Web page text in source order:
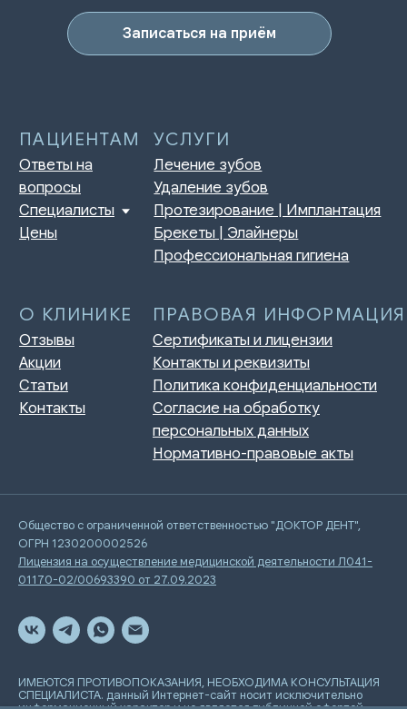
Записаться на приём
Профессиональная гигиена
Контакты
Согласие на обработку
персональных данных
Нормативно-правовые акты
Общество с ограниченной ответственностью "ДОКТОР ДЕНТ",
ОГРН 1230200002526
Лицензия на осуществление медицинской деятельности Л041-
01170-02/00693390 от 27.09.2023
ИМЕЮТСЯ ПРОТИВОПОКАЗАНИЯ, НЕОБХОДИМА КОНСУЛЬТАЦИЯ
СПЕЦИАЛИСТА. данный Интернет-сайт носит исключительно